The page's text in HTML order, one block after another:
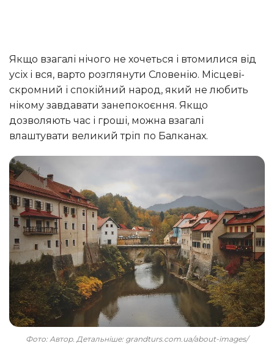
якщо взагалі нічого не хочеться і втомилися від
усіх і вся, варто розглянути Словенію. Місцеві-
скромний і спокійний народ, який не любить
нікому завдавати занепокоєння. Якщо
дозволяють час і гроші, можна взагалі
влаштувати великий тріп по Балканах.
Фото: Автор. Детальніше: grandturs.com.ua/about-images/